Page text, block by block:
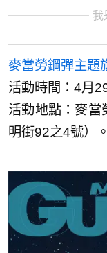
我
麥當勞鋼彈主題
活動時間：4月
活動地點：麥當
明街92之4號）。